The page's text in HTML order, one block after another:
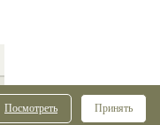
Посмотреть Принять